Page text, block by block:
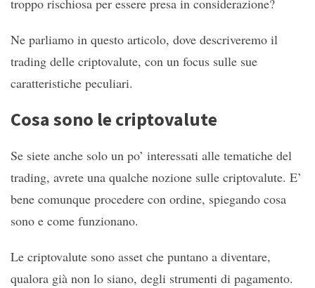
troppo rischiosa per essere presa in considerazione?
Ne parliamo in questo articolo, dove descriveremo il
trading delle criptovalute, con un focus sulle sue
caratteristiche peculiari.
Cosa sono le criptovalute
Se siete anche solo un po’ interessati alle tematiche del
trading, avrete una qualche nozione sulle criptovalute. E’
bene comunque procedere con ordine, spiegando cosa
sono e come funzionano.
Le criptovalute sono asset che puntano a diventare,
qualora già non lo siano, degli strumenti di pagamento.